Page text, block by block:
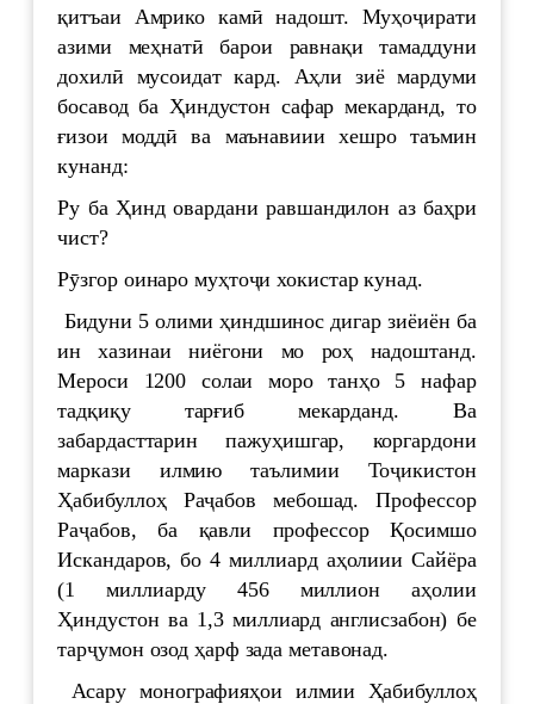
қитъаи Амрико камӣ надошт. Муҳоҷирати
азими меҳнатӣ барои равнақи тамаддуни
дохилӣ мусоидат кард. Аҳли зиё мардуми
босавод ба Ҳиндустон сафар мекарданд, то
ғизои моддӣ ва маънавиии хешро таъмин
кунанд:
Ру ба Ҳинд овардани равшандилон аз баҳри
чист?
Рӯзгор оинаро муҳтоҷи хокистар кунад.
Бидуни 5 олими ҳиндшинос дигар зиёиён ба
ин хазинаи ниёгони мо роҳ надоштанд.
Мероси 1200 солаи моро танҳо 5 нафар
тадқиқу тарғиб мекарданд. Ва
забардасттарин пажуҳишгар, коргардони
маркази илмию таълимии Тоҷикистон
Ҳабибуллоҳ Раҷабов мебошад. Профессор
Раҷабов, ба қавли профессор Қосимшо
Искандаров, бо 4 миллиард аҳолиии Сайёра
(1 миллиарду 456 миллион аҳолии
Ҳиндустон ва 1,3 миллиард англисзабон) бе
тарҷумон озод ҳарф зада метавонад.
Асару монографияҳои илмии Ҳабибуллоҳ